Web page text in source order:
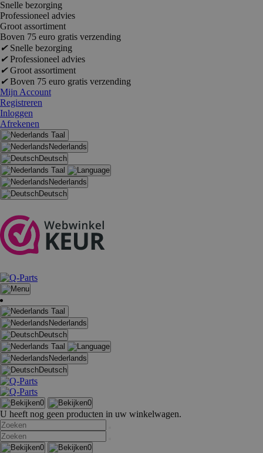
Snelle bezorging
Professioneel advies
Groot assortiment
Boven 75 euro gratis verzending
✔Snelle bezorging
✔Professioneel advies
✔Groot assortiment
✔Boven 75 euro gratis verzending
Mijn Account
Registreren
Inloggen
Afrekenen
Taal
Nederlands
Deutsch
Taal
Nederlands
Deutsch
Taal
Nederlands
Deutsch
Taal
Nederlands
Deutsch
0 0
U heeft nog geen producten in uw winkelwagen.
0 0